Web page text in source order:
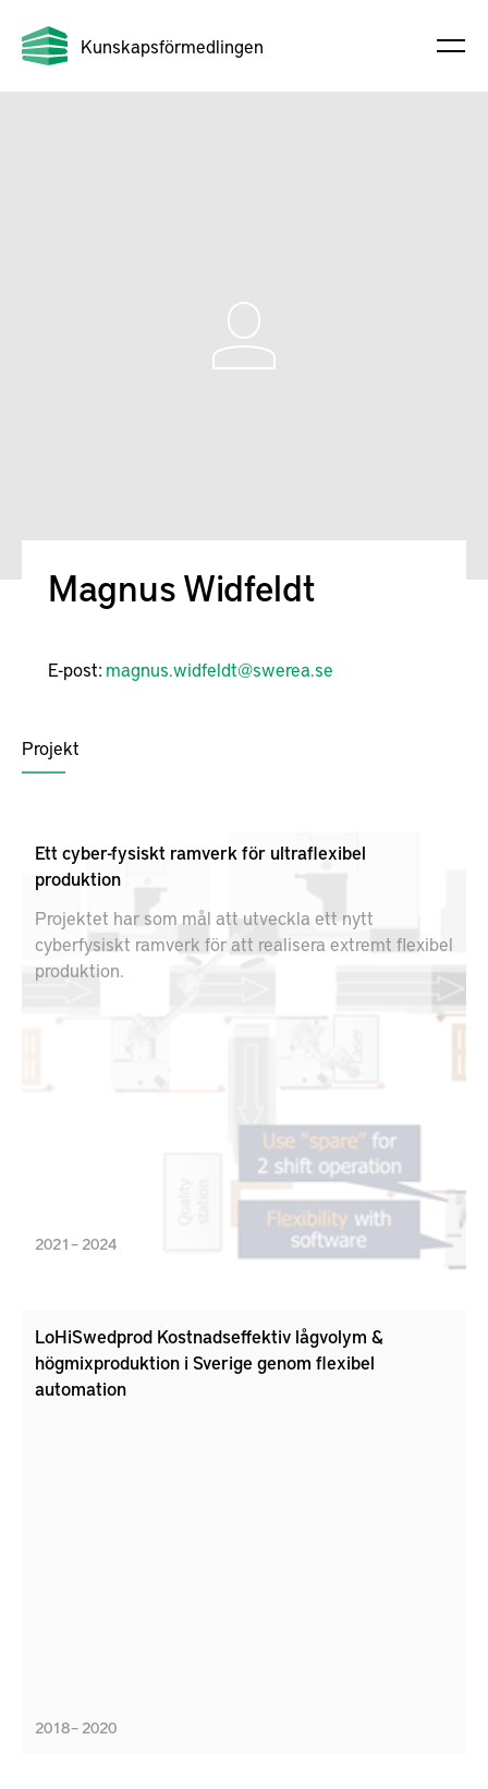
Kunskapsförmedlingen
Magnus Widfeldt
E-post: magnus.widfeldt@swerea.se
Projekt
Ett cyber-fysiskt ramverk för ultraflexibel
produktion
Projektet har som mål att utveckla ett nytt
cyberfysiskt ramverk för att realisera extremt flexibel
produktion.
2021 – 2024
LoHiSwedprod Kostnadseffektiv lågvolym &
högmixproduktion i Sverige genom flexibel
automation
2018 – 2020